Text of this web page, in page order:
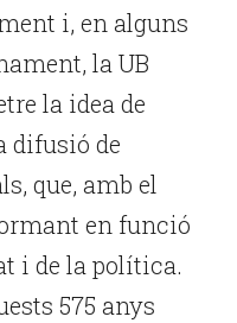
i, en alguns
la UB
la idea de
difusió de
que, amb el
en funció
i de la política.
575 anys